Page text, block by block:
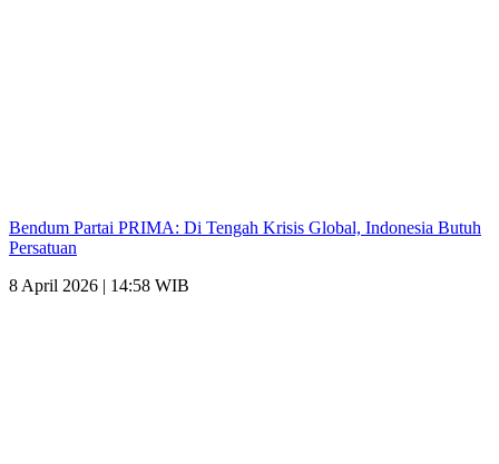
Bendum Partai PRIMA: Di Tengah Krisis Global, Indonesia Butuh
Persatuan
8 April 2026 | 14:58 WIB